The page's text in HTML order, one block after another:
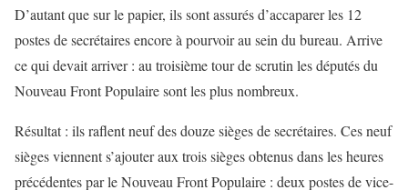
D’autant que sur le papier, ils sont assurés d’accaparer les 12
postes de secrétaires encore à pourvoir au sein du bureau. Arrive
ce qui devait arriver : au troisième tour de scrutin les députés du
Nouveau Front Populaire sont les plus nombreux.
Résultat : ils raflent neuf des douze sièges de secrétaires. Ces neuf
sièges viennent s’ajouter aux trois sièges obtenus dans les heures
précédentes par le Nouveau Front Populaire : deux postes de vice-